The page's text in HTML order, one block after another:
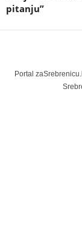
pitanju”
Portal